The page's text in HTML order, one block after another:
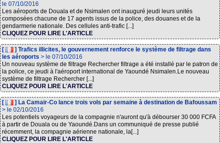
le 07/10/2016
Les aéroports de Douala et de Nsimalen ont inauguré jeudi leurs unités
composées chacune de 17 agents issus de la police, des douanes et de la
gendarmerie nationale. Des cellules anti-trafic [...]
CLIQUEZ POUR LIRE L'ARTICLE
[
] Trafics illicites, le gouvernement renforce le système de filtrage dans
les aéroports > le 07/10/2016
Un nouveau système de filtrage Rechercher filtrage a été installé par le patron de
la police, ce jeudi à l'aéroport international de Yaoundé Nsimalen.Le nouveau
système de filtrage Rechercher [...]
CLIQUEZ POUR LIRE L'ARTICLE
[
] La Camair-Co lance trois vols par semaine à destination de Bafoussam
> le 02/10/2016
Les potentiels voyageurs de la compagnie n'auront qu'à débourser 30 000 FCFA
à partir de Douala ou de Yaoundé.Dans un communiqué de presse publié
récemment, la compagnie aérienne nationale, la[...]
CLIQUEZ POUR LIRE L'ARTICLE